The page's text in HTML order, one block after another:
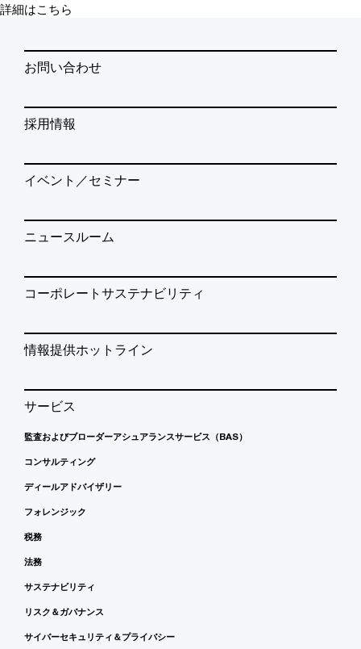
詳細はこちら
お問い合わせ
採用情報
イベント／セミナー
ニュースルーム
コーポレートサステナビリティ
情報提供ホットライン
サービス
監査およびブローダーアシュアランスサービス（BAS）
コンサルティング
ディールアドバイザリー
フォレンジック
税務
法務
サステナビリティ
リスク＆ガバナンス
サイバーセキュリティ＆プライバシー